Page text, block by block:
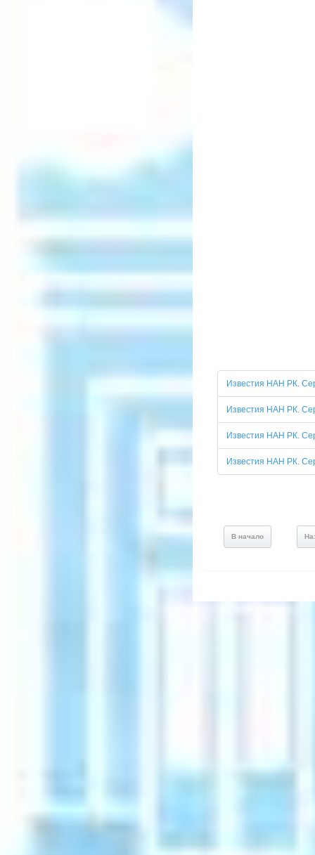
Известия НАН РК.
Известия НАН РК.
Известия НАН РК.
Известия НАН РК.
В начало